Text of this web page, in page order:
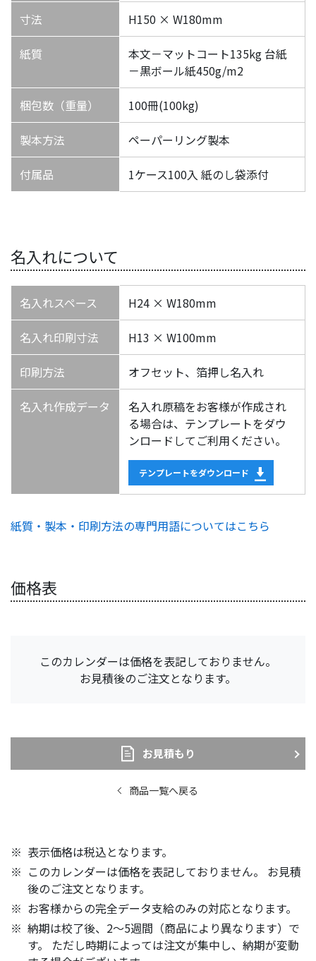
寸法 H150 × W180mm
紙質
本文－マットコート135kg 台紙
－黒ボール紙450g/m2
梱包数（重量） 100冊(100kg)
製本方法 ペーパーリング製本
付属品 1ケース100入 紙のし袋添付
名入れについて
名入れスペース H24 × W180mm
名入れ印刷寸法 H13 × W100mm
印刷方法 オフセット、箔押し名入れ
名入れ作成データ
名入れ原稿をお客様が作成され
る場合は、テンプレートをダウ
ンロードしてご利用ください。
テンプレートをダウンロード
紙質・製本・印刷方法の専門用語についてはこちら
価格表
このカレンダーは価格を表記しておりません。
お見積後のご注文となります。
お見積もり
商品一覧へ戻る
表示価格は税込となります。
このカレンダーは価格を表記しておりません。 お見積
後のご注文となります。
お客様からの完全データ支給のみの対応となります。
納期は校了後、2～5週間（商品により異なります）で
す。 ただし時期によっては注文が集中し、納期が変動